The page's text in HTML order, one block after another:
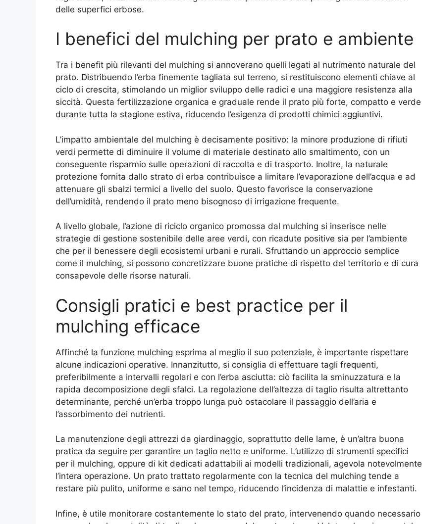
delle superfici erbose.
I benefici del mulching per prato e ambiente
Tra i benefit più rilevanti del mulching si annoverano quelli legati al nutrimento naturale del
prato. Distribuendo l’erba finemente tagliata sul terreno, si restituiscono elementi chiave al
ciclo di crescita, stimolando un miglior sviluppo delle radici e una maggiore resistenza alla
siccità. Questa fertilizzazione organica e graduale rende il prato più forte, compatto e verde
durante tutta la stagione estiva, riducendo l’esigenza di prodotti chimici aggiuntivi.
L’impatto ambientale del mulching è decisamente positivo: la minore produzione di rifiuti
verdi permette di diminuire il volume di materiale destinato allo smaltimento, con un
conseguente risparmio sulle operazioni di raccolta e di trasporto. Inoltre, la naturale
protezione fornita dallo strato di erba contribuisce a limitare l’evaporazione dell’acqua e ad
attenuare gli sbalzi termici a livello del suolo. Questo favorisce la conservazione
dell’umidità, rendendo il prato meno bisognoso di irrigazione frequente.
A livello globale, l’azione di riciclo organico promossa dal mulching si inserisce nelle
strategie di gestione sostenibile delle aree verdi, con ricadute positive sia per l’ambiente
che per il benessere degli ecosistemi urbani e rurali. Sfruttando un approccio semplice
come il mulching, si possono concretizzare buone pratiche di rispetto del territorio e di cura
consapevole delle risorse naturali.
Consigli pratici e best practice per il
mulching efficace
Affinché la funzione mulching esprima al meglio il suo potenziale, è importante rispettare
alcune indicazioni operative. Innanzitutto, si consiglia di effettuare tagli frequenti,
preferibilmente a intervalli regolari e con l’erba asciutta: ciò facilita la sminuzzatura e la
rapida decomposizione degli sfalci. La regolazione dell’altezza di taglio risulta altrettanto
determinante, perché un’erba troppo lunga può ostacolare il passaggio dell’aria e
l’assorbimento dei nutrienti.
La manutenzione degli attrezzi da giardinaggio, soprattutto delle lame, è un’altra buona
pratica da seguire per garantire un taglio netto e uniforme. L’utilizzo di strumenti specifici
per il mulching, oppure di kit dedicati adattabili ai modelli tradizionali, agevola notevolmente
l’intera operazione. Un prato trattato regolarmente con la tecnica del mulching tende a
restare più pulito, uniforme e sano nel tempo, riducendo l’incidenza di malattie e infestanti.
Infine, è utile monitorare costantemente lo stato del prato, intervenendo quando necessario